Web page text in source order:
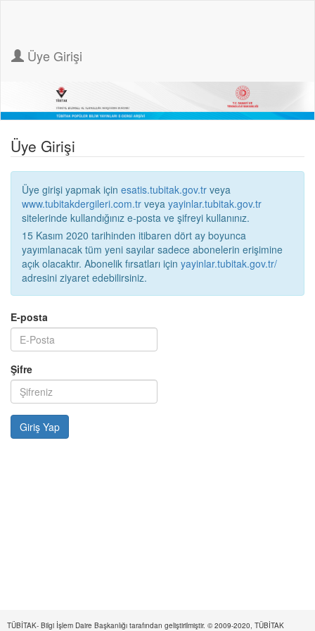
Üye Girişi
Üye Girişi
Üye girişi yapmak için esatis.tubitak.gov.tr veya
www.tubitakdergileri.com.tr veya yayinlar.tubitak.gov.tr
sitelerinde kullandığınız e-posta ve şifreyi kullanınız.
15 Kasım 2020 tarihinden itibaren dört ay boyunca
yayımlanacak tüm yeni sayılar sadece abonelerin erişimine
açık olacaktır. Abonelik fırsatları için yayinlar.tubitak.gov.tr/
adresini ziyaret edebilirsiniz.
E-posta
Şifre
TÜBİTAK- Bilgi İşlem Daire Başkanlığı tarafından geliştirilmiştir. © 2009-2020, TÜBİTAK